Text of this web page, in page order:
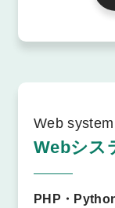
Web
Webシス
PHP・